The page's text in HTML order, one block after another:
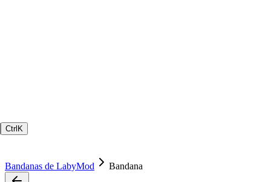
Ctrl K
Bandanas de LabyMod Bandana